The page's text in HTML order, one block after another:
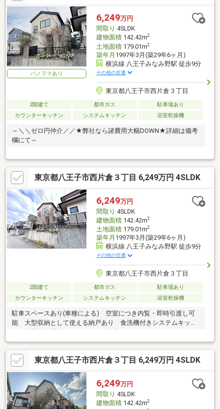
パノラマあり
6,249万円
間取り 4SLDK
建物面積142.42m2
土地面積179.01m2
築年月 1997年3月(築29年6ヶ月)
横浜線 八王子みなみ野駅 徒歩9分
その他の交通
東京都八王子市西片倉３丁目
2階建て 都市ガス
駐車場あり
カウンターキッチン
システムキッチン 浴室乾燥機
～＼＼ゼロ円仲介／／★弊社なら諸費用大幅DOWN★詳細は備考
欄にて～
東京都八王子市西片倉３丁目 6,249万円 4SLDK
6,249万円
間取り 4SLDK
建物面積142.42m2
土地面積179.01m2
築年月 1997年3月(築29年6ヶ月)
横浜線 八王子みなみ野駅 徒歩9分
その他の交通
東京都八王子市西片倉３丁目
2階建て 都市ガス
駐車場あり
カウンターキッチン
システムキッチン 浴室乾燥機
駐車スペースあり(車種による) 空室につき内覧・即時引渡し可
能 大型収納として使える納戸あり 食洗機付きシステムキッチ
東京都八王子市西片倉３丁目 6,249万円 4SLDK
6,249万円
間取り 4SLDK
建物面積142.42m2